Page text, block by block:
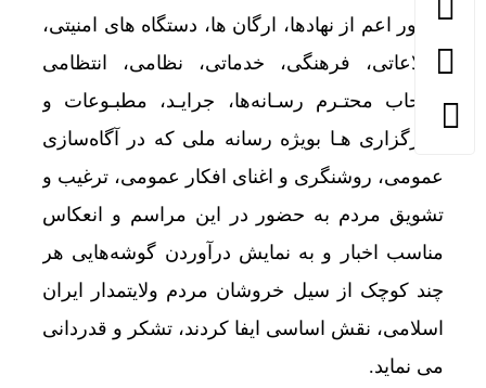
کشور اعم از نهادها، ارگان ها، دستگاه های امنیتی،
اطلاعاتی، فرهنگی، خدماتی، نظامی، انتظامی
اصحاب محتـرم رسـانه‌ها، جرایـد، مطبـوعات و
خبـرگزاری هـا بویژه رسانه ملی که در آگاه‌سازی
عمومی، روشنگری و اغنای افکار عمومی، ترغیب و
تشویق مردم به حضور در این مراسم و انعکاس
مناسب اخبار و به‌ نمایش ‌درآوردن گوشه‌هایی هر
چند کوچک از سیل خروشان مردم ولایتمدار ایران
اسلامی، نقش اساسی ایفا کردند، تشکر و قدردانی
می‌ نماید.